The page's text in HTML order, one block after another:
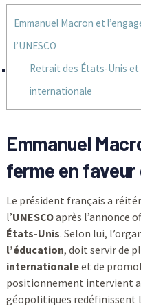
Emmanuel Macron et
l’UNESCO
Retrait des États-Unis
internationale
Emmanuel
ferme en faveur
Le président français a
l’UNESCOaprès l’annonce
États-Unis. Selon lui,
l’éducation, doit servir de
internationaleet de
positionnement intervient
géopolitiques redéfinissent